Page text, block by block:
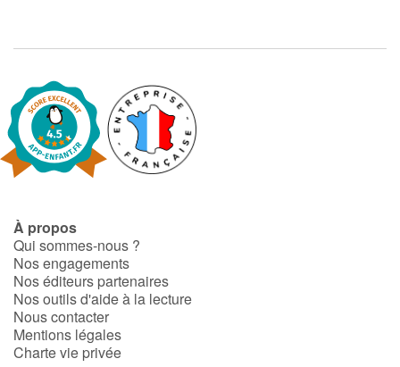
À propos
Qui sommes-nous ?
Nos engagements
Nos éditeurs partenaires
Nos outils d'aide à la lecture
Nous contacter
Mentions légales
Charte vie privée